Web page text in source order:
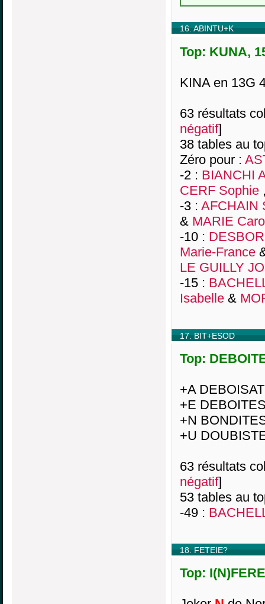
16. ABINTU+K
Top: KUNA,
KINA en 13G
63 résultats
négatif]
38 tables au
Zéro pour :
-2 : BIANCHI
CERF Sophie
-3 : AFCHAIN
& MARIE
-10 :
Marie-France
LE GUILLY
-15 :
Isabelle &
17. BIT+ESOD
Top:
+A
+E
+N
+U
63 résultats
négatif]
53 tables au
-49 :
18. FETEIE?
Top: